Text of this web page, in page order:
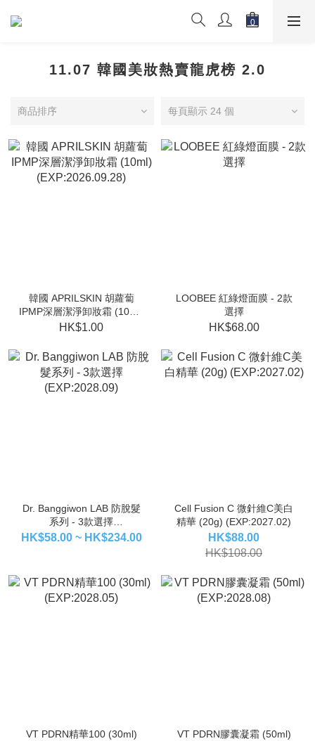
11.07 韓國美妝熱賣龍虎榜 2.0
商品排序 每頁顯示 24 個
韓國 APRILSKIN 胡蘿蔔
IPMP深層潔淨卸妝霜 (10ml)
(EXP:2026.09.28)
HK$1.00
LOOBEE 紅綠燈面膜 - 2款
選擇
HK$68.00
Dr. Banggiwon LAB 防脫髮
系列 - 3款選擇
(EXP:2028.09)
HK$58.00 ~ HK$234.00
Cell Fusion C 微針維C美白
精華 (20g) (EXP:2027.02)
HK$88.00
HK$108.00
VT PDRN精華100 (30ml)
VT PDRN膠囊凝霜 (50ml)